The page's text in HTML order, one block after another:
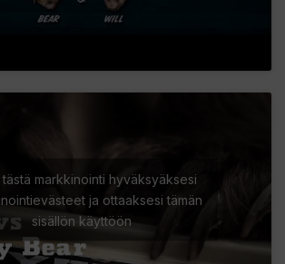
tästä markkinointi hyväksyäksesi
ja ottaaksesi tämän
sisällön käyttöön